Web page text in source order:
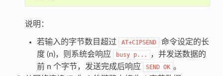
说明：
若输入的字节数目超过 AT+CIPSEND
命令设定的长
度 (n)，则系统会响应
busy p...
，并发送数据的
前 n 个字节，发送完成后响应
SEND OK 。